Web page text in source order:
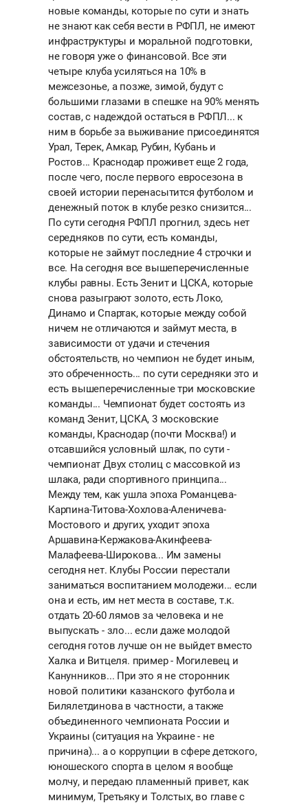
новые команды, которые по сути и знать
не знают как себя вести в РФПЛ, не имеют
инфраструктуры и моральной подготовки,
не говоря уже о финансовой. Все эти
четыре клуба усиляться на 10% в
межсезонье, а позже, зимой, будут с
большими глазами в спешке на 90% менять
состав, с надеждой остаться в РФПЛ... к
ним в борьбе за выживание присоединятся
Урал, Терек, Амкар, Рубин, Кубань и
Ростов... Краснодар проживет еще 2 года,
после чего, после первого евросезона в
своей истории перенасытится футболом и
денежный поток в клубе резко снизится...
По сути сегодня РФПЛ прогнил, здесь нет
середняков по сути, есть команды,
которые не займут последние 4 строчки и
все. На сегодня все вышеперечисленные
клубы равны. Есть Зенит и ЦСКА, которые
снова разыграют золото, есть Локо,
Динамо и Спартак, которые между собой
ничем не отличаются и займут места, в
зависимости от удачи и стечения
обстоятельств, но чемпион не будет иным,
это обреченность... по сути середняки это и
есть вышеперечисленные три московские
команды... Чемпионат будет состоять из
команд Зенит, ЦСКА, 3 московские
команды, Краснодар (почти Москва!) и
отсавшийся условный шлак, по сути -
чемпионат Двух столиц с массовкой из
шлака, ради спортивного принципа...
Между тем, как ушла эпоха Романцева-
Карпина-Титова-Хохлова-Аленичева-
Мостового и других, уходит эпоха
Аршавина-Кержакова-Акинфеева-
Малафеева-Широкова... Им замены
сегодня нет. Клубы России перестали
заниматься воспитанием молодежи... если
она и есть, им нет места в составе, т.к.
отдать 20-60 лямов за человека и не
выпускать - зло... если даже молодой
сегодня готов лучше он не выйдет вместо
Халка и Витцеля. пример - Могилевец и
Канунников... При это я не сторонник
новой политики казанского футбола и
Билялетдинова в частности, а также
объединенного чемпионата России и
Украины (ситуация на Украине - не
причина)... а о коррупции в сфере детского,
юношеского спорта в целом я вообще
молчу, и передаю пламенный привет, как
минимум, Третьяку и Толстых, во главе с